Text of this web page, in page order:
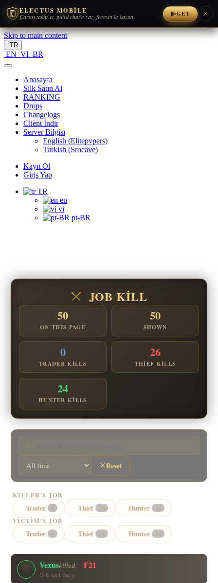
ELECTUS MOBILE
Çarını takip et, guild chat'e yaz, freesin'le kazan. GET
Skip to main content
TR
EN VI BR
Anasayfa
Silk Satın Al
RANKING
Drops
Changelogs
Client İndir
Server Bilgisi
English (Elitepvpers)
Turkish (Srocave)
Kayıt Ol
Giriş Yap
TR
en
vi
pt-BR
JOB KILL
50
ON THIS PAGE
50
SHOWN
0
TRADER KILLS
26
THIEF KILLS
24
HUNTER KILLS
Reset
KILLER'S JOB
Trader 0 Thief 26 Hunter 24
VICTIM'S JOB
Trader 0 Thief 24 Hunter 26
Vexuskilled F21
6 saat önce